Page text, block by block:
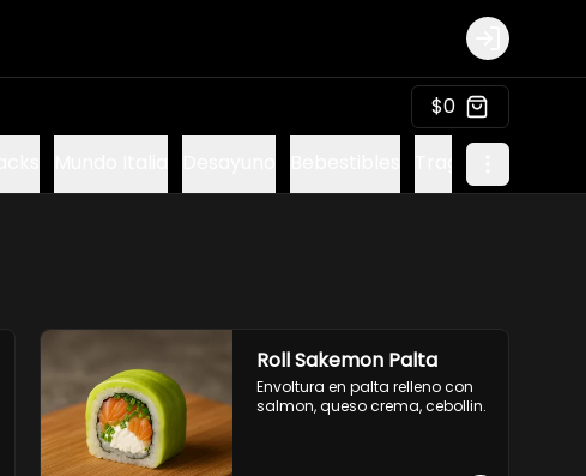
Login
$0
Roll Sakemon Palta
Envoltura en palta relleno con
salmon, queso crema, cebollin.